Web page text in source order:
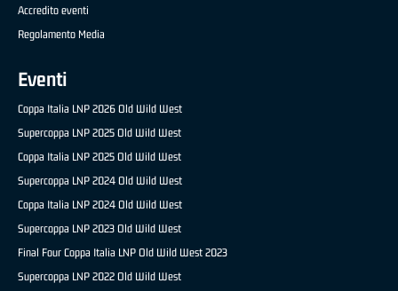
Accredito eventi
Regolamento Media
Eventi
Coppa Italia LNP 2026 Old Wild West
Supercoppa LNP 2025 Old Wild West
Coppa Italia LNP 2025 Old Wild West
Supercoppa LNP 2024 Old Wild West
Coppa Italia LNP 2024 Old Wild West
Supercoppa LNP 2023 Old Wild West
Final Four Coppa Italia LNP Old Wild West 2023
Supercoppa LNP 2022 Old Wild West